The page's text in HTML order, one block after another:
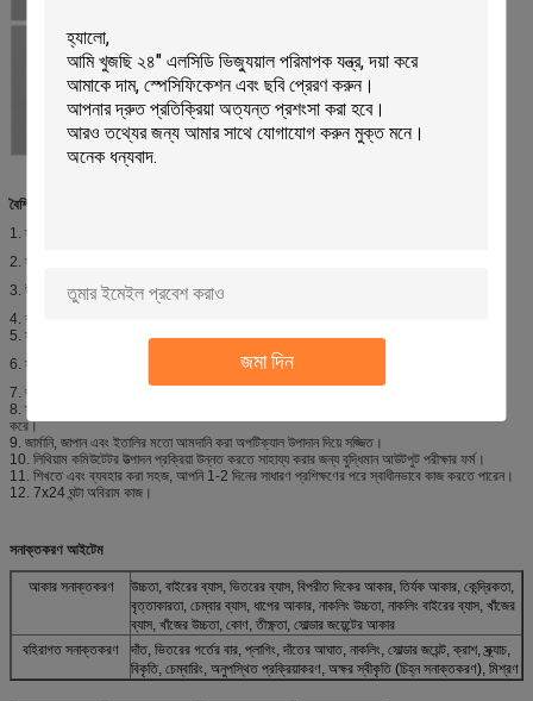
জমা দিন
বৈশিষ্ট্য:
1. স্বয়ংক্রিয়ভাবে কমিউটেটরের চেহারা ত্রুটি এবং মাত্রা সনাক্ত করুন।
2. সমস্ত পরীক্ষার আইটেম একবারে পরীক্ষা করা হয়।
3. উচ্চ বহুমুখীতা, একটি একক ডিভাইস একাধিক কমিউটেটর পণ্য সনাক্ত করতে পারে।
4. কমিউটেটরের চেহারার জন্য শিল্প-নেতৃস্থানীয় ত্রুটি সনাক্তকরণ।
5. সনাক্তকরণ গতি প্রতি মিনিটে 800 টুকরা পর্যন্ত পৌঁছতে পারে।
6. সনাক্তকরণ নির্ভুলতা 0.001 মিমি পর্যন্ত পৌঁছতে পারে।
7. ভাল এবং ত্রুটিপূর্ণ পণ্যের স্বয়ংক্রিয় শ্রেণীবিভাগ এবং ব্ল্যাঙ্কিং।
8. স্বয়ংক্রিয় ফিডিং এবং স্বয়ংক্রিয় ফিডিং স্টোরেজ হপার দিয়ে সজ্জিত, যা ম্যানুয়াল ফিডিংয়ের ফ্রিকোয়েন্সি হ্রাস
করে।
9. জার্মানি, জাপান এবং ইতালির মতো আমদানি করা অপটিক্যাল উপাদান দিয়ে সজ্জিত।
10. লিথিয়াম কমিউটেটর উত্পাদন প্রক্রিয়া উন্নত করতে সাহায্য করার জন্য বুদ্ধিমান আউটপুট পরীক্ষার ফর্ম।
11. শিখতে এবং ব্যবহার করা সহজ, আপনি 1-2 দিনের সাধারণ প্রশিক্ষণের পরে স্বাধীনভাবে কাজ করতে পারেন।
12. 7x24 ঘন্টা অবিরাম কাজ।
সনাক্তকরণ আইটেম
আকার সনাক্তকরণ
উচ্চতা, বাইরের ব্যাস, ভিতরের ব্যাস, বিপরীত দিকের আকার, তির্যক আকার, কেন্দ্রিকতা,
বৃত্তাকারতা, চেম্বার ব্যাস, ধাপের আকার, নাকলিং উচ্চতা, নাকলিং বাইরের ব্যাস, খাঁজের
ব্যাস, খাঁজের উচ্চতা, কোণ, তীক্ষ্ণতা, সোল্ডার জয়েন্টের আকার
বহিরাগত সনাক্তকরণ
দাঁত, ভিতরের গর্তের বার, প্লাগিং, দাঁতের আঘাত, নাকলিং, সোল্ডার জয়েন্ট, ক্রাশ, স্ক্র্যাচ,
বিকৃতি, চেম্বারিং, অনুপস্থিত প্রক্রিয়াকরণ, অক্ষর স্বীকৃতি (চিহ্ন সনাক্তকরণ), মিশ্রণ